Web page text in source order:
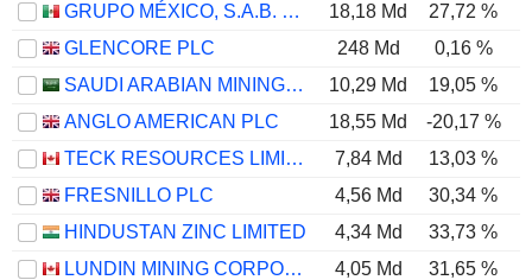
GRUPO MÉXICO, S.A.B. DE C.V.
18,18 Md
27,72 %
GLENCORE PLC
248 Md 0,16 %
SAUDI ARABIAN MINING COMPANY (MAADEN)
10,29 Md 19,05 %
ANGLO AMERICAN PLC
18,55 Md -20,17 %
TECK RESOURCES LIMITED
7,84 Md 13,03 %
FRESNILLO PLC
4,56 Md 30,34 %
HINDUSTAN ZINC LIMITED
4,34 Md 33,73 %
LUNDIN MINING CORPORATION
4,05 Md 31,65 %